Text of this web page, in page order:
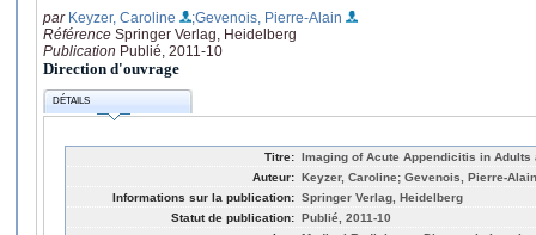
par Keyzer, Caroline
;Gevenois, Pierre-Alain
Référence Springer Verlag, Heidelberg
Publication Publié, 2011-10
Direction d'ouvrage
DÉTAILS
Titre: Imaging of Acute Appendicitis in Adults
Auteur: Keyzer, Caroline; Gevenois, Pierre-Alain
Informations sur la publication: Springer Verlag, Heidelberg
Statut de publication: Publié, 2011-10